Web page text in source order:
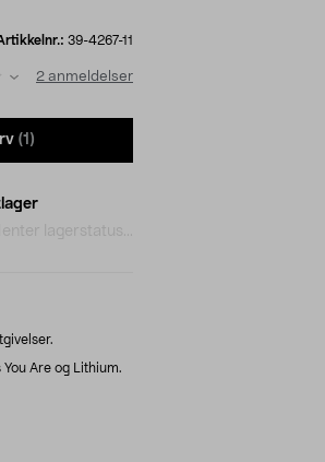
39-4267-11
2 anmeldelser
(1)
lagerstatus...
Are og Lithium.